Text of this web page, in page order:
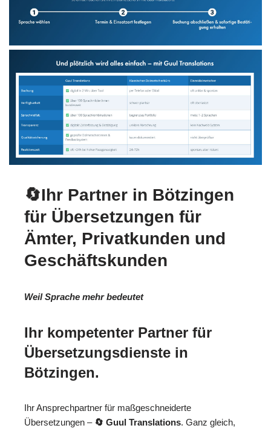
🔄Ihr Partner in Bötzingen
für Übersetzungen für
Ämter, Privatkunden und
Geschäftskunden
Weil Sprache mehr bedeutet
Ihr kompetenter Partner für
Übersetzungsdienste in
Bötzingen.
Ihr Ansprechpartner für maßgeschneiderte
Übersetzungen – 🔄 Guul Translations. Ganz gleich,